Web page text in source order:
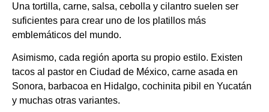
Una tortilla, carne, salsa, cebolla y cilantro suelen ser
suficientes para crear uno de los platillos más
emblemáticos del mundo.
Asimismo, cada región aporta su propio estilo. Existen
tacos al pastor en Ciudad de México, carne asada en
Sonora, barbacoa en Hidalgo, cochinita pibil en Yucatán
y muchas otras variantes.